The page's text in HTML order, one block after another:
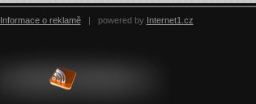
Informace o reklamě | powered by Internet1.cz